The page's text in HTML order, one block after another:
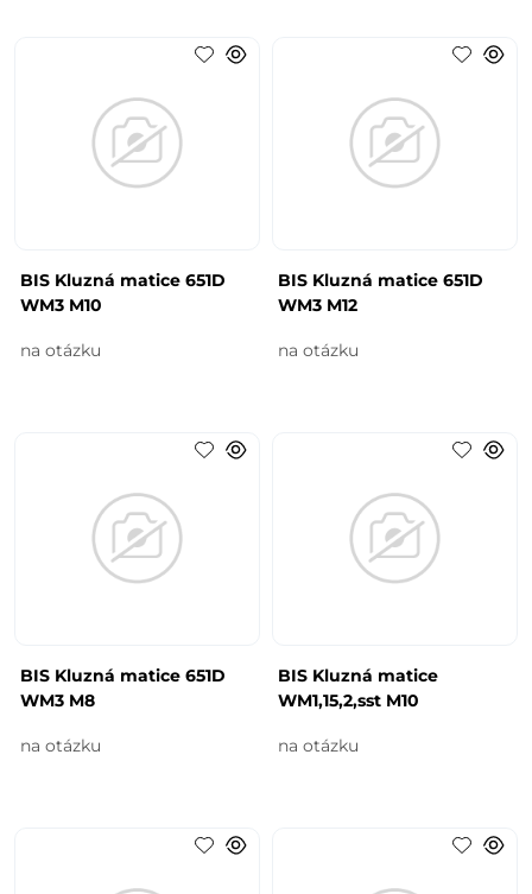
BIS Kluzná matice 651D
WM3 M10
na otázku
BIS Kluzná matice 651D
WM3 M12
na otázku
BIS Kluzná matice 651D
WM3 M8
na otázku
BIS Kluzná matice
WM1,15,2,sst M10
na otázku